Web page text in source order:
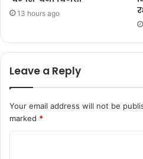
13 hours ago
Leave a Reply
Your email address will not be
marked *